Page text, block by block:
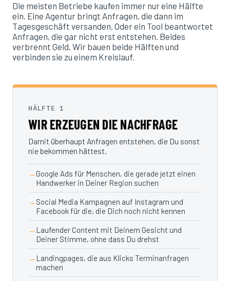
Die meisten Betriebe kaufen immer nur eine Hälfte
ein. Eine Agentur bringt Anfragen, die dann im
Tagesgeschäft versanden. Oder ein Tool beantwortet
Anfragen, die gar nicht erst entstehen. Beides
verbrennt Geld. Wir bauen beide Hälften und
verbinden sie zu einem Kreislauf.
HÄLFTE 1
WIR ERZEUGEN DIE NACHFRAGE
Damit überhaupt Anfragen entstehen, die Du sonst
nie bekommen hättest.
Google Ads für Menschen, die gerade jetzt einen
Handwerker in Deiner Region suchen
Social Media Kampagnen auf Instagram und
Facebook für die, die Dich noch nicht kennen
Laufender Content mit Deinem Gesicht und
Deiner Stimme, ohne dass Du drehst
Landingpages, die aus Klicks Terminanfragen
machen